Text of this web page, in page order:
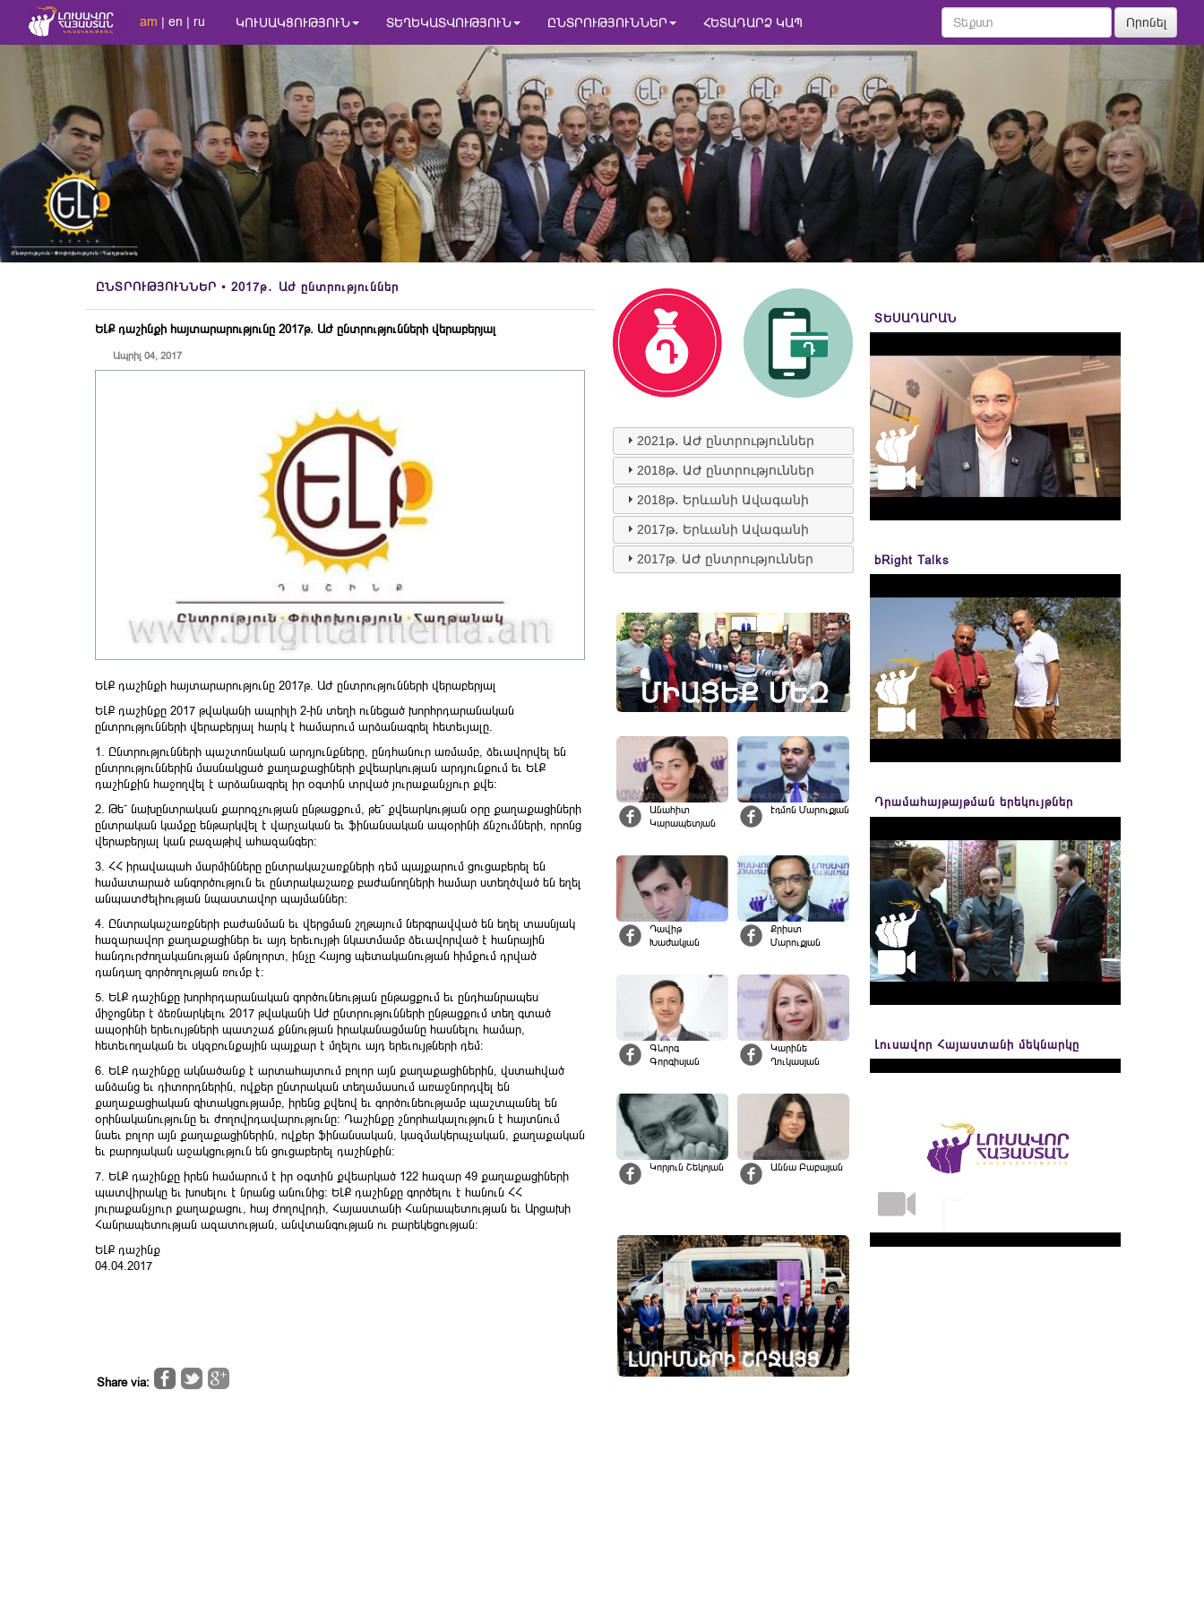
am | en | ru ԿՈՒՍԱԿՑՈՒԹՅՈՒՆ ՏԵՂԵԿԱՏՎՈՒԹՅՈՒՆ ԸՆՏՐՈՒԹՅՈՒՆՆԵՐ ՀԵՏԱԴԱՐՁ ԿԱՊ Որոնել
ԸՆՏՐՈՒԹՅՈՒՆՆԵՐ • 2017թ․ ԱԺ ընտրություններ
ԵԼՔ դաշինքի հայտարարությունը 2017թ. ԱԺ ընտրությունների վերաբերյալ
Ապրիլ 04, 2017
ԵԼՔ դաշինքի հայտարարությունը 2017թ. ԱԺ ընտրությունների վերաբերյալ
ԵԼՔ դաշինքը 2017 թվականի ապրիլի 2-ին տեղի ունեցած խորհրդարանական
ընտրությունների վերաբերյալ հարկ է համարում արձանագրել հետեւյալը.
1. Ընտրությունների պաշտոնական արդյունքները, ընդհանուր առմամբ, ձեւավորվել են
ընտրություններին մասնակցած քաղաքացիների քվեարկության արդյունքում եւ ԵԼՔ
դաշինքին հաջողվել է արձանագրել իր օգտին տրված յուրաքանչյուր քվե:
2. Թե՛ նախընտրական քարոզչության ընթացքում, թե՛ քվեարկության օրը քաղաքացիների
ընտրական կամքը ենթարկվել է վարչական եւ ֆինանսական ապօրինի ճնշումների, որոնց
վերաբերյալ կան բազաթիվ ահազանգեր:
3. ՀՀ իրավապահ մարմինները ընտրակաշառքների դեմ պայքարում ցուցաբերել են
համատարած անգործություն եւ ընտրակաշառք բաժանողների համար ստեղծված են եղել
անպատժելիության նպաստավոր պայմաններ:
4. Ընտրակաշառքների բաժանման եւ վերցման շղթայում ներգրավված են եղել տասնյակ
հազարավոր քաղաքացիներ եւ այդ երեւույթի նկատմամբ ձեւավորված է հանրային
հանդուրժողականության մթնոլորտ, ինչը Հայոց պետականության հիմքում դրված
դանդաղ գործողության ռումբ է:
5. ԵԼՔ դաշինքը խորհրդարանական գործունեության ընթացքում եւ ընդհանրապես՝
միջոցներ է ձեռնարկելու 2017 թվականի ԱԺ ընտրությունների ընթացքում տեղ գտած
ապօրինի երեւույթների պատշաճ քննության իրականացմանը հասնելու համար,
հետեւողական եւ սկզբունքային պայքար է մղելու այդ երեւույթների դեմ:
6. ԵԼՔ դաշինքը ակնածանք է արտահայտում բոլոր այն քաղաքացիներին, վստահված
անձանց եւ դիտորդներին, ովքեր ընտրական տեղամասում առաջնորդվել են
քաղաքացիական գիտակցությամբ, իրենց քվեով եւ գործունեությամբ պաշտպանել են
օրինականությունը եւ ժողովրդավարությունը: Դաշինքը շնորհակալություն է հայտնում
նաեւ բոլոր այն քաղաքացիներին, ովքեր ֆինանսական, կազմակերպչական, քաղաքական
եւ բարոյական աջակցություն են ցուցաբերել դաշինքին:
7. ԵԼՔ դաշինքը իրեն համարում է իր օգտին քվեարկած 122 հազար 49 քաղաքացիների
պատվիրակը եւ խոսելու է նրանց անունից: ԵԼՔ դաշինքը գործելու է հանուն ՀՀ
յուրաքանչյուր քաղաքացու, հայ ժողովրդի, Հայաստանի Հանրապետության եւ Արցախի
Հանրապետության ազատության, անվտանգության ու բարեկեցության:
ԵԼՔ դաշինք
04.04.2017
Share via:
2021թ․ ԱԺ ընտրություններ
2018թ․ ԱԺ ընտրություններ
2018թ․ Երևանի Ավագանի
2017թ․ Երևանի Ավագանի
2017թ. ԱԺ ընտրություններ
Անահիտ
Կարապետյան
Էդմոն Մարուքյան
Դավիթ
Խաժակյան
Քրիստ
Մարուքյան
Գևորգ
Գորգիսյան
Կարինե
Ղուկասյան
Կորյուն Շեկոյան Աննա Բաբայան
ՏԵՍԱԴԱՐԱՆ
bRight Talks
Դրամահայթայթման երեկույթներ
Լուսավոր Հայաստանի մեկնարկը